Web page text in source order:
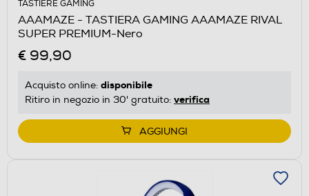
TASTIERE GAMING
AAAMAZE - TASTIERA GAMING AAAMAZE RIVAL
SUPER PREMIUM-Nero
€ 99,90
Acquisto online: disponibile
Ritiro in negozio in 30' gratuito: verifica
AGGIUNGI